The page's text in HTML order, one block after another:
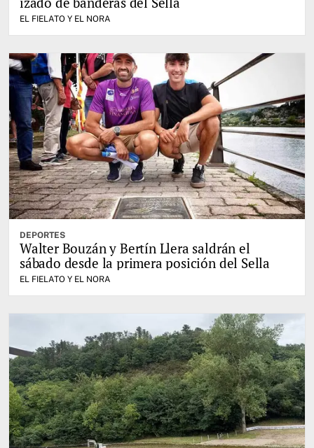
EL FIELATO Y EL NORA
DEPORTES
Walter Bouzán y Bertín Llera saldrán el
sábado desde la primera posición del Sella
EL FIELATO Y EL NORA